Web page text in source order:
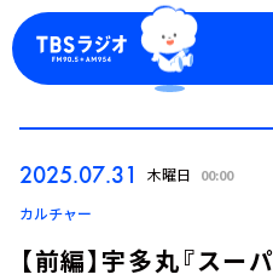
2025.07.31 木曜日 00:00
カルチャー
【前編】宇多丸『スー